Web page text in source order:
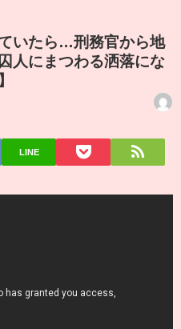
いたら…刑務官から地
人にまつわる洒落にな
LINE